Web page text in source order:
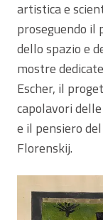
artistica e
proseguendo il
dello spazio e
mostre
Escher, il
capolavori
e il pensiero
Florenskij.